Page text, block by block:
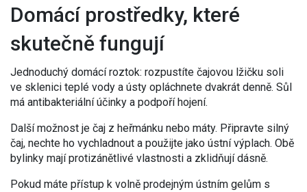
Domácí prostředky, které
skutečně fungují
Jednoduchý domácí roztok: rozpustíte čajovou lžičku soli
ve sklenici teplé vody a ústy opláchnete dvakrát denně. Sůl
má antibakteriální účinky a podpoří hojení.
Další možnost je čaj z heřmánku nebo máty. Připravte silný
čaj, nechte ho vychladnout a použijte jako ústní výplach. Obě
bylinky mají protizánětlivé vlastnosti a zklidňují dásně.
Pokud máte přístup k volně prodejným ústním gelům s